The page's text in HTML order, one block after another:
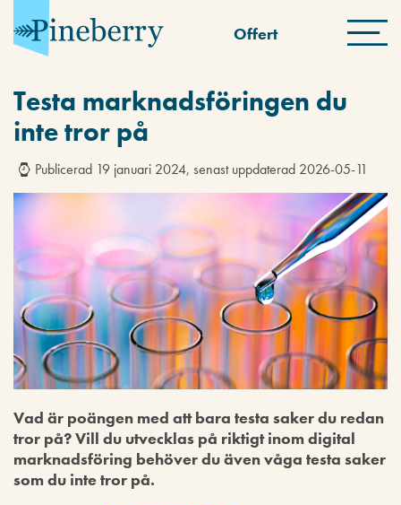
Offert
Testa marknadsföringen du
inte tror på
Publicerad 19 januari 2024, senast uppdaterad 2026-05-11
Vad är poängen med att bara testa saker du redan
tror på? Vill du utvecklas på riktigt inom digital
marknadsföring behöver du även våga testa saker
som du inte tror på.